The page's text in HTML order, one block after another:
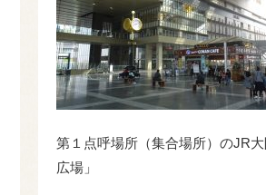
第１点呼場所（集合場所）のJR
広場」